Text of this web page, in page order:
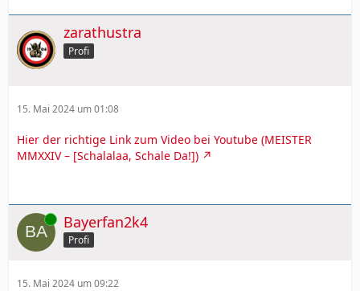
zarathustra
Profi
15. Mai 2024 um 01:08
Hier der richtige Link zum Video bei Youtube (MEISTER
MMXXIV – [Schalalaa, Schale Da!])
Online Bayerfan2k4
Profi
15. Mai 2024 um 09:22